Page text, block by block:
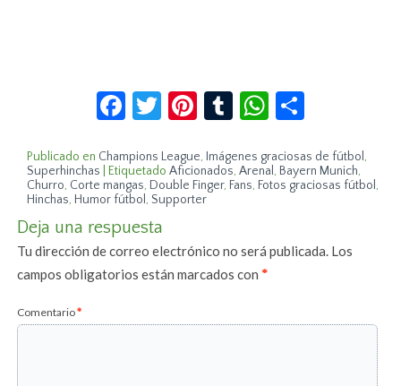
Facebook
Twitter
Pinterest
TumblrWhatsApp
Publicado en Champions League, Imágenes graciosas de fútbol ,
Superhinchas
Etiquetado Aficionados,Arenal , Bayern Munich,
Churro, Corte mangas, Double Finger, Fans, Fotos graciosas fútbol ,
Hinchas, Humor fútbol , Supporter
Deja una respuesta
Tu dirección de correo electrónico no será publicada. Los
campos obligatorios están marcados con*
Comentario*